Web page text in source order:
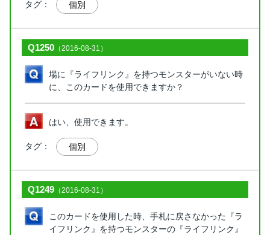
タグ： 個別
Q1250 （2016-08-31）
場に『ライフリンク』を持つモンスターがいない時
に、このカードを使用できますか？
はい、使用できます。
タグ： 個別
Q1249 （2016-08-31）
このカードを使用した時、手札に戻さなかった『ラ
イフリンク』を持つモンスターの『ライフリンク』